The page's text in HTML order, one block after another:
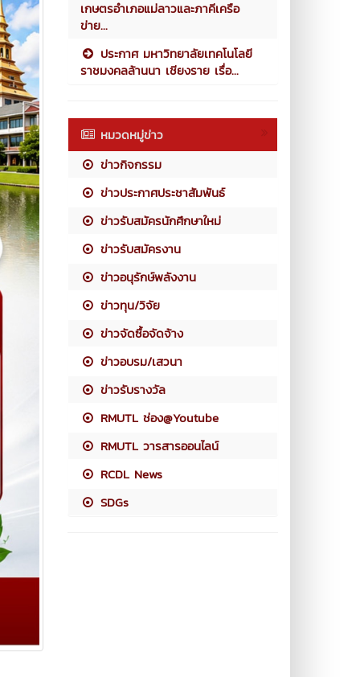
เกษตรอำเภอแม่ลาวและภาคีเครือ
ข่าย...
ประกาศ มหาวิทยาลัยเทคโนโลยี
ราชมงคลล้านนา เชียงราย เรื่อ...
หมวดหมู่ข่าว
ข่าวกิจกรรม
ข่าวประกาศประชาสัมพันธ์
ข่าวรับสมัครนักศึกษาใหม่
ข่าวรับสมัครงาน
ข่าวอนุรักษ์พลังงาน
ข่าวทุน/วิจัย
ข่าวจัดซื้อจัดจ้าง
ข่าวอบรม/เสวนา
ข่าวรับรางวัล
RMUTL ช่อง@Youtube
RMUTL วารสารออนไลน์
RCDL News
SDGs